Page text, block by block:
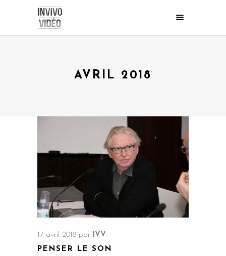
AVRIL 2018
17 avril 2018 par IVV
PENSER LE SON